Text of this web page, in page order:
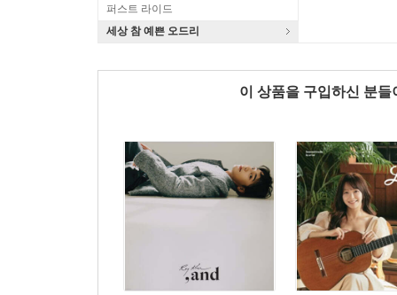
퍼스트 라이드
세상 참 예쁜 오드리
이 상품을 구입하신 분